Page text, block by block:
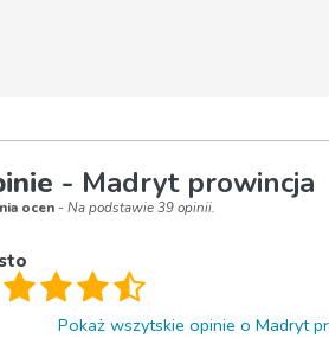
- Madryt prowincja
ocen - Na podstawie 39 opinii.
Pokaż wszytskie opinie o Madryt